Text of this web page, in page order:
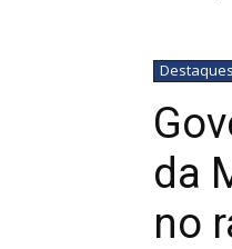
Destaques
da
no